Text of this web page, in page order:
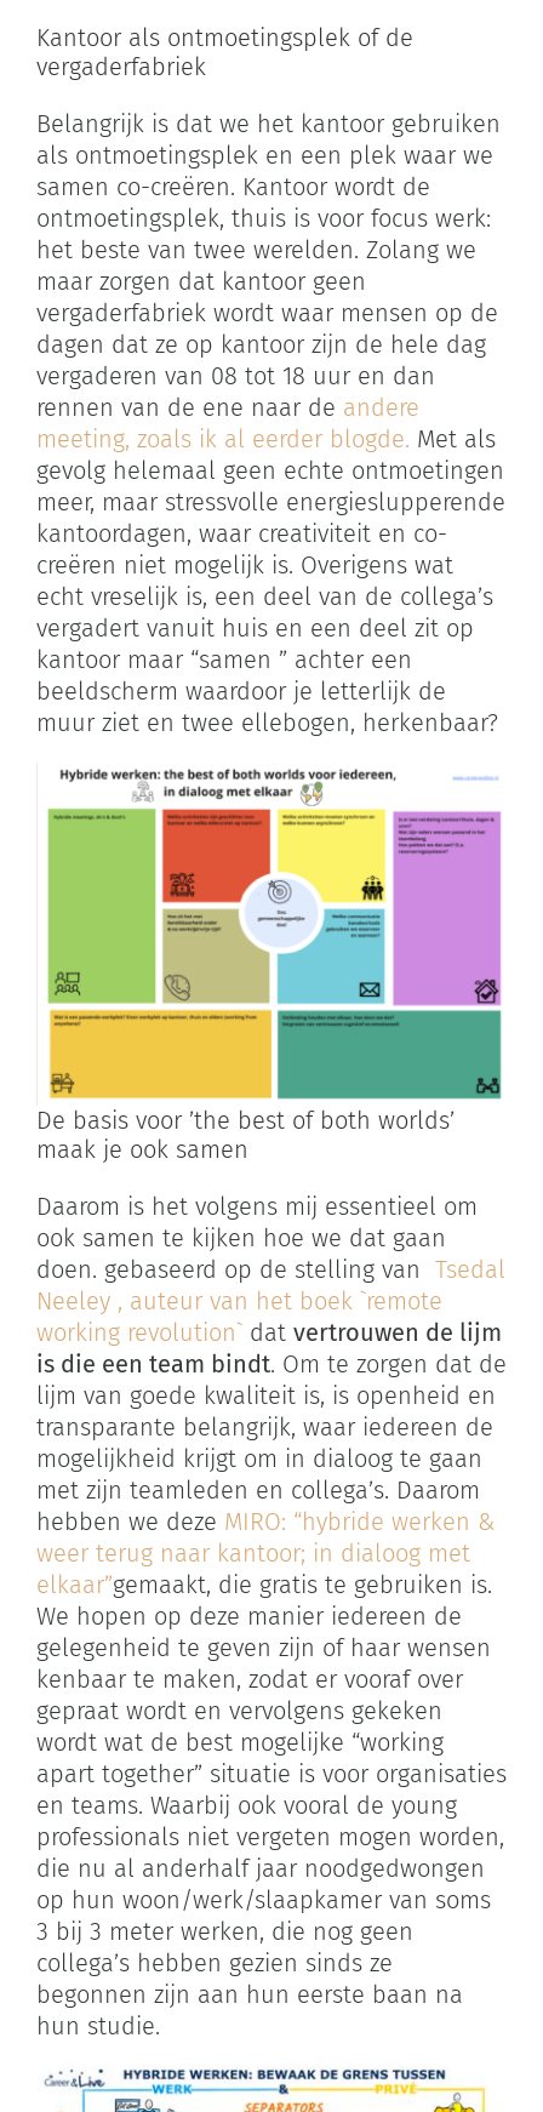
Kantoor als ontmoetingsplek of de
vergaderfabriek
Belangrijk is dat we het kantoor gebruiken
als ontmoetingsplek en een plek waar we
samen co-creëren. Kantoor wordt de
ontmoetingsplek, thuis is voor focus werk:
het beste van twee werelden. Zolang we
maar zorgen dat kantoor geen
vergaderfabriek wordt waar mensen op de
dagen dat ze op kantoor zijn de hele dag
vergaderen van 08 tot 18 uur en dan
rennen van de ene naar de andere
meeting, zoals ik al eerder blogde. Met als
gevolg helemaal geen echte ontmoetingen
meer, maar stressvolle energieslupperende
kantoordagen, waar creativiteit en co-
creëren niet mogelijk is. Overigens wat
echt vreselijk is, een deel van de collega’s
vergadert vanuit huis en een deel zit op
kantoor maar “samen ” achter een
beeldscherm waardoor je letterlijk de
muur ziet en twee ellebogen, herkenbaar?
De basis voor ’the best of both worlds’
maak je ook samen
Daarom is het volgens mij essentieel om
ook samen te kijken hoe we dat gaan
doen. gebaseerd op de stelling van Tsedal
Neeley , auteur van het boek `remote
working revolution`dat vertrouwen de lijm
is die een team bindt. Om te zorgen dat de
lijm van goede kwaliteit is, is openheid en
transparante belangrijk, waar iedereen de
mogelijkheid krijgt om in dialoog te gaan
met zijn teamleden en collega’s. Daarom
hebben we deze MIRO: “hybride werken &
weer terug naar kantoor; in dialoog met
elkaar”gemaakt, die gratis te gebruiken is.
We hopen op deze manier iedereen de
gelegenheid te geven zijn of haar wensen
kenbaar te maken, zodat er vooraf over
gepraat wordt en vervolgens gekeken
wordt wat de best mogelijke “working
apart together” situatie is voor organisaties
en teams. Waarbij ook vooral de young
professionals niet vergeten mogen worden,
die nu al anderhalf jaar noodgedwongen
op hun woon/werk/slaapkamer van soms
3 bij 3 meter werken, die nog geen
collega’s hebben gezien sinds ze
begonnen zijn aan hun eerste baan na
hun studie.